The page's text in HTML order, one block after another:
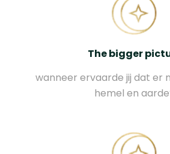
The bigger
wanneer ervaarde jij dat er
hemel en